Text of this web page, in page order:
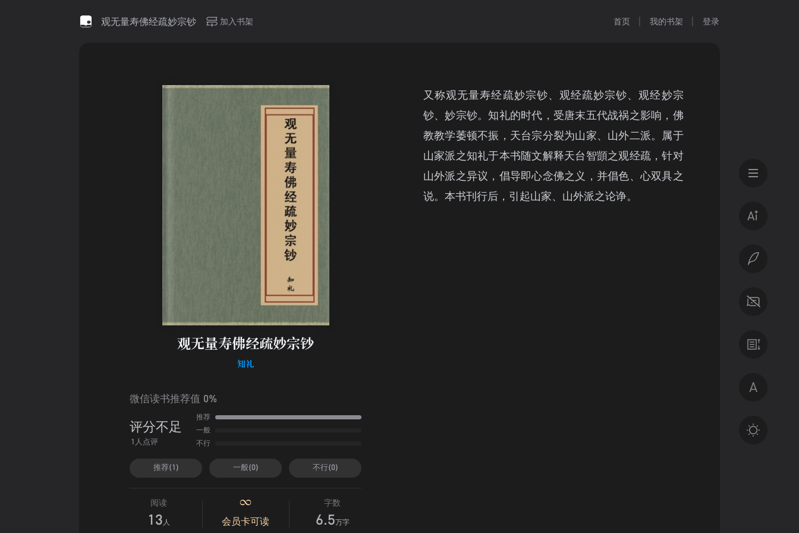
观无量寿佛经疏妙宗钞 加入书架 首页 我的书架 登录
观无量寿佛经疏妙宗钞
知礼
微信读书推荐值 0%
评分不足
1人点评
推荐
一般
不行
推荐(1) 一般(0) 不行(0)
阅读
13 人 会员卡可读
字数
6.5万字
又称观无量寿经疏妙宗钞、观经疏妙宗钞、观经妙宗
钞、妙宗钞。知礼的时代，受唐末五代战祸之影响，佛
教教学萎顿不振，天台宗分裂为山家、山外二派。属于
山家派之知礼于本书随文解释天台智顗之观经疏，针对
山外派之异议，倡导即心念佛之义，并倡色、心双具之
说。本书刊行后，引起山家、山外派之论诤。